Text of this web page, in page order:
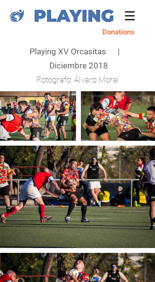
Donations
Playing XV Orcasitas |
Diciembre 2018
Fotógrafo: Álvaro Moral